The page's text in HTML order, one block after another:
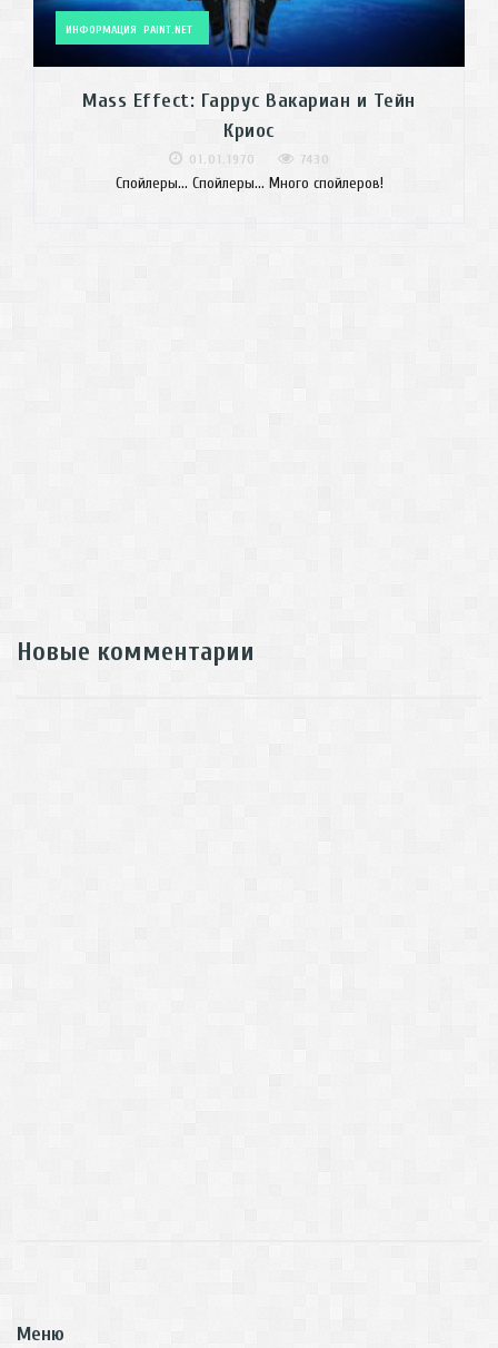
ИНФОРМАЦИЯ PAINT.NET
Mass Effect: Гаррус Вакариан и Тейн
Криос
01.01.1970 7430
Спойлеры... Спойлеры... Много спойлеров!
Новые комментарии
Меню